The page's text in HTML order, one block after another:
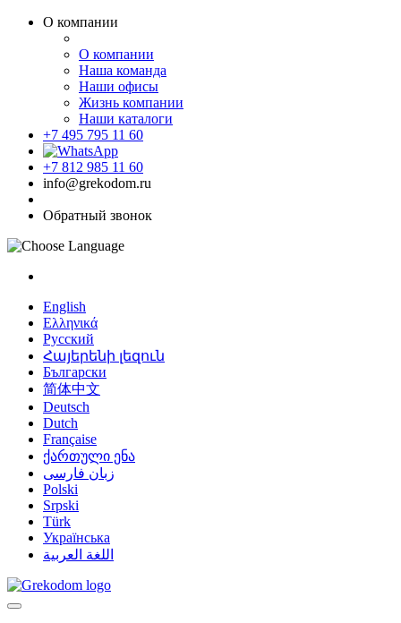
О компании
О компании
Наша команда
Наши офисы
Жизнь компании
Наши каталоги
+7 495 795 11 60
+7 812 985 11 60
info@grekodom.ru
Обратный звонок
English
Ελληνικά
Русский
Հայերենի լեզուն
Български
简体中文
Deutsch
Dutch
Française
ქართული ენა
زبان فارسی
Polski
Srpski
Türk
Українська
اللغة العربية